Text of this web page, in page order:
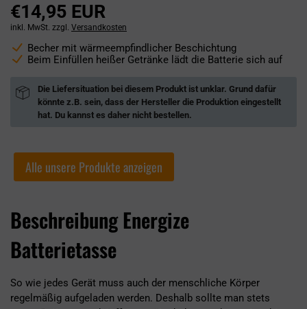
€14,95 EUR
inkl. MwSt. zzgl. Versandkosten
Becher mit wärmeempfindlicher Beschichtung
Beim Einfüllen heißer Getränke lädt die Batterie sich auf
Die Liefersituation bei diesem Produkt ist unklar. Grund dafür
könnte z.B. sein, dass der Hersteller die Produktion eingestellt
hat. Du kannst es daher nicht bestellen.
Alle unsere Produkte anzeigen
Beschreibung Energize
Batterietasse
So wie jedes Gerät muss auch der menschliche Körper
regelmäßig aufgeladen werden. Deshalb sollte man stets